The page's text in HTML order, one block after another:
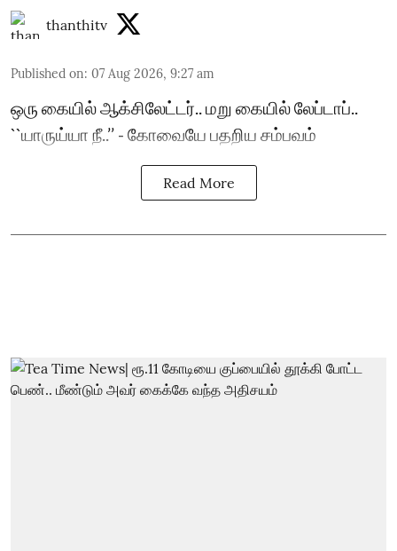
thanthitv
Published on: 07 Aug 2026, 9:27 am
ஒரு கையில் ஆக்சிலேட்டர்.. மறு கையில் லேப்டாப்..
``யாருய்யா நீ..’’ - கோவையே பதறிய சம்பவம்
Read More